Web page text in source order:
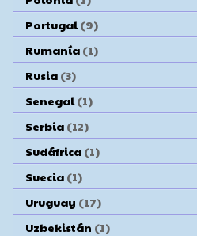
Portugal (9)
Rumanía (1)
Rusia (3)
Senegal (1)
Serbia (12)
Sudáfrica (1)
Suecia (1)
Uruguay (17)
Uzbekistán (1)